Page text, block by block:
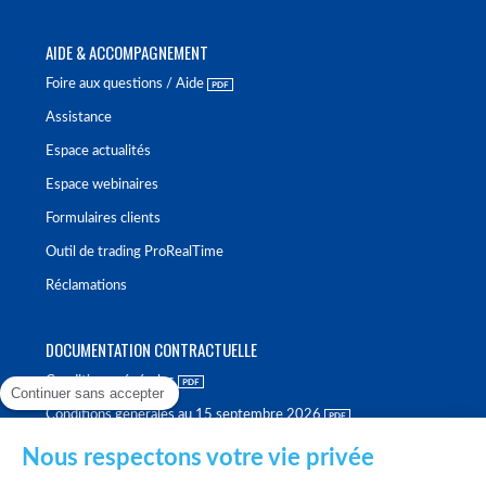
AIDE & ACCOMPAGNEMENT
Foire aux questions / Aide
Assistance
Espace actualités
Espace webinaires
Formulaires clients
Outil de trading ProRealTime
Réclamations
DOCUMENTATION CONTRACTUELLE
Conditions générales
Conditions générales au 15 septembre 2026
Continuer sans accepter
Nous respectons votre vie privée